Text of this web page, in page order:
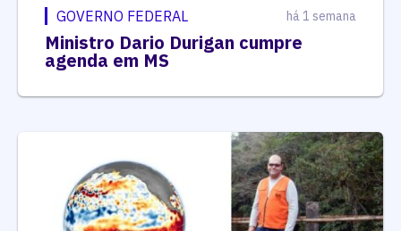
GOVERNO FEDERAL há 1 semana
Ministro Dario Durigan cumpre
agenda em MS